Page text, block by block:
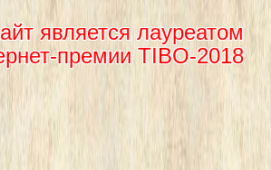
является лауреатом
премии TIBO-2018